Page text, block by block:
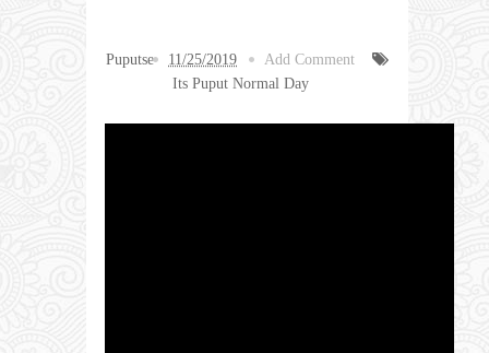
Puputse 11/25/2019
Add Comment
Its Puput Normal Day